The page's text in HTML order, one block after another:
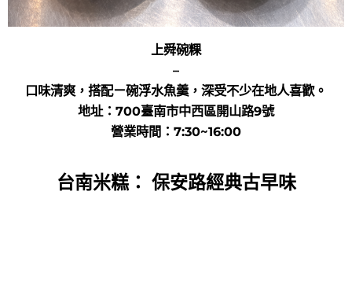
上舜碗粿
–
口味清爽，搭配ㄧ碗浮水魚羹，深受不少在地人喜歡。
地址：700臺南市中西區開山路9號
營業時間：7:30~16:00
台南米糕： 保安路經典古早味